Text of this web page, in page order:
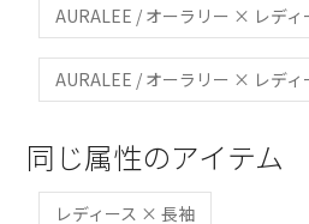
AURALEE / オーラリー × レディ
AURALEE / オーラリー × レデ
同じ属性のアイテム
レディース × 長袖